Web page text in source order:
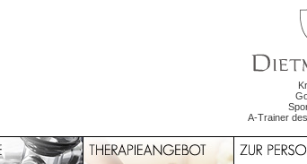
A-Trainer